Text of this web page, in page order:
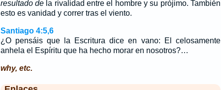
resultado dela rivalidad entre el hombre y su prójimo. También
esto es vanidad y correr tras el viento.
Santiago 4:5,6
¿O pensáis que la Escritura dice en vano: El celosamente
anhela el Espíritu que ha hecho morar en nosotros?…
why, etc.